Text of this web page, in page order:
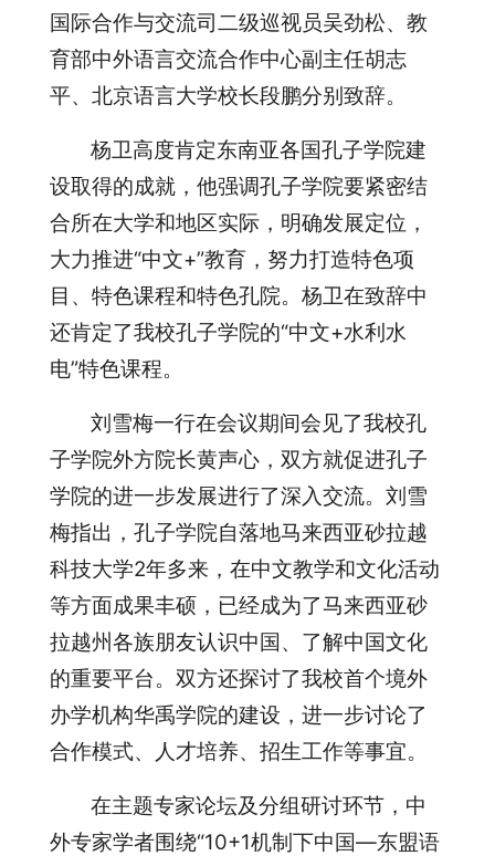
国际合作与交流司二级巡视员吴劲松、教
育部中外语言交流合作中心副主任胡志
平、北京语言大学校长段鹏分别致辞。
杨卫高度肯定东南亚各国孔子学院建
设取得的成就，他强调孔子学院要紧密结
合所在大学和地区实际，明确发展定位，
大力推进“中文+”教育，努力打造特色项
目、特色课程和特色孔院。杨卫在致辞中
还肯定了我校孔子学院的“中文+水利水
电”特色课程。
刘雪梅一行在会议期间会见了我校孔
子学院外方院长黄声心，双方就促进孔子
学院的进一步发展进行了深入交流。刘雪
梅指出，孔子学院自落地马来西亚砂拉越
科技大学2年多来，在中文教学和文化活动
等方面成果丰硕，已经成为了马来西亚砂
拉越州各族朋友认识中国、了解中国文化
的重要平台。双方还探讨了我校首个境外
办学机构华禹学院的建设，进一步讨论了
合作模式、人才培养、招生工作等事宜。
在主题专家论坛及分组研讨环节，中
外专家学者围绕“10+1机制下中国—东盟语